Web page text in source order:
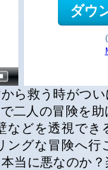
ダウ
ら救う時がつ
二人の冒険を
などを透視でき
ングな冒険へ行
当に悪なのか